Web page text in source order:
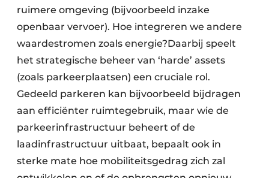
ruimere omgeving (bijvoorbeeld inzake
openbaar vervoer). Hoe integreren we andere
waardestromen zoals energie?Daarbij speelt
het strategische beheer van ‘harde’ assets
(zoals parkeerplaatsen) een cruciale rol.
Gedeeld parkeren kan bijvoorbeeld bijdragen
aan efficiënter ruimtegebruik, maar wie de
parkeerinfrastructuur beheert of de
laadinfrastructuur uitbaat, bepaalt ook in
sterke mate hoe mobiliteitsgedrag zich zal